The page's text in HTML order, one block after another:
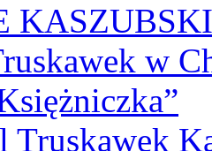
w
Truskawek